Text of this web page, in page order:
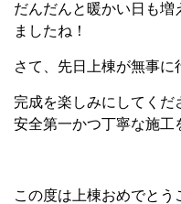
だんだんと暖かい日も増
ましたね！
さて、先日上棟が無事に
完成を楽しみにしてくだ
安全第一かつ丁寧な施工
この度は上棟おめでとう